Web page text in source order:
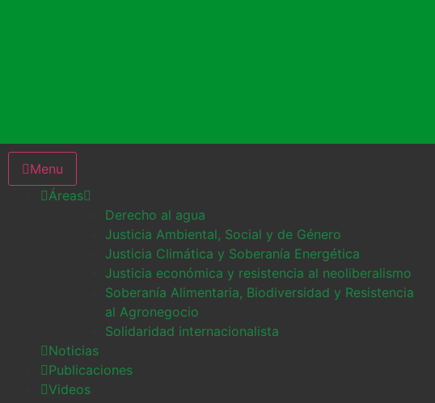
Menu
Áreas
Derecho al agua
Justicia Ambiental, Social y de Género
Justicia Climática y Soberanía Energética
Justicia económica y resistencia al neoliberalismo
Soberanía Alimentaria, Biodiversidad y Resistencia
al Agronegocio
Solidaridad internacionalista
Noticias
Publicaciones
Videos